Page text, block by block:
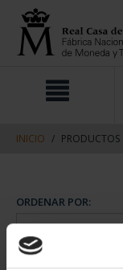
contenido
navegacin
INICIO PRODUCTOS